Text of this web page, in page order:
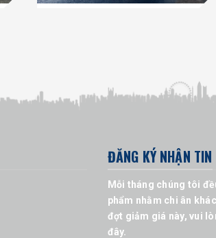
ĐĂNG KÝ NHẬN TIN
Mỗi tháng chúng tôi
phẩm nhằm chi ân
đợt giảm giá này, vui
đây.